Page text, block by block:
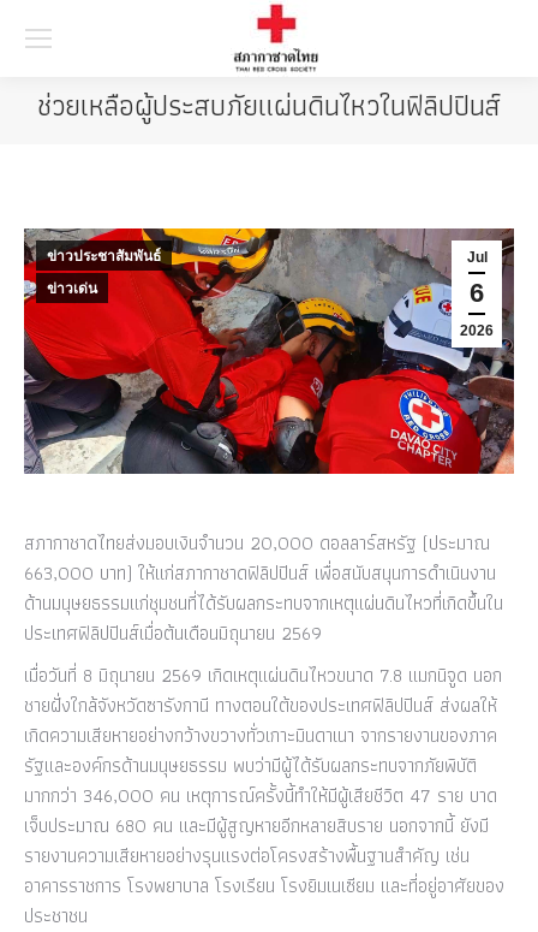
ช่วยเหลือผู้ประสบภัยแผ่นดินไหวในฟิลิปปินส์
Jul
6
2026
ข่าวประชาสัมพันธ์
ข่าวเด่น
สภากาชาดไทยส่งมอบเงินจำนวน 20,000 ดอลลาร์สหรัฐ (ประมาณ
663,000 บาท) ให้แก่สภากาชาดฟิลิปปินส์ เพื่อสนับสนุนการดำเนินงาน
ด้านมนุษยธรรมแก่ชุมชนที่ได้รับผลกระทบจากเหตุแผ่นดินไหวที่เกิดขึ้นใน
ประเทศฟิลิปปินส์เมื่อต้นเดือนมิถุนายน 2569
เมื่อวันที่ 8 มิถุนายน 2569 เกิดเหตุแผ่นดินไหวขนาด 7.8 แมกนิจูด นอก
ชายฝั่งใกล้จังหวัดซารังกานี ทางตอนใต้ของประเทศฟิลิปปินส์ ส่งผลให้
เกิดความเสียหายอย่างกว้างขวางทั่วเกาะมินดาเนา จากรายงานของภาค
รัฐและองค์กรด้านมนุษยธรรม พบว่ามีผู้ได้รับผลกระทบจากภัยพิบัติ
มากกว่า 346,000 คน เหตุการณ์ครั้งนี้ทำให้มีผู้เสียชีวิต 47 ราย บาด
เจ็บประมาณ 680 คน และมีผู้สูญหายอีกหลายสิบราย นอกจากนี้ ยังมี
รายงานความเสียหายอย่างรุนแรงต่อโครงสร้างพื้นฐานสำคัญ เช่น
อาคารราชการ โรงพยาบาล โรงเรียน โรงยิมเนเซียม และที่อยู่อาศัยของ
ประชาชน